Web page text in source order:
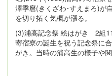
澤季麿(きくざわ･すえまろ)が
を切り拓く気概が漲る。
(3)浦高記念祭 絵はがき 2組
寄宿寮の誕生を祝う記念祭に
がき。当時の浦高生の様子や